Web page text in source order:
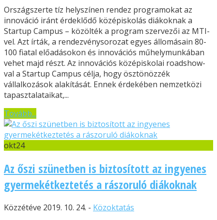
Országszerte tíz helyszínen rendez programokat az
innováció iránt érdeklődő középiskolás diákoknak a
Startup Campus – közölték a program szervezői az MTI-
vel. Azt írták, a rendezvénysorozat egyes állomásain 80-
100 fiatal előadásokon és innovációs műhelymunkában
vehet majd részt. Az innovációs középiskolai roadshow-
val a Startup Campus célja, hogy ösztönözzék
vállalkozások alakítását. Ennek érdekében nemzetközi
tapasztalataikat,...
Tovább...
okt24
Az őszi szünetben is biztosított az ingyenes
gyermekétkeztetés a rászoruló diákoknak
Közzétéve 2019. 10. 24. - Közoktatás